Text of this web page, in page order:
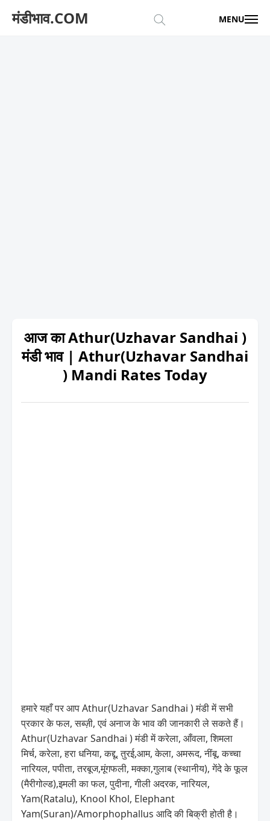
मंडीभाव.COM MENU
आज का Athur(Uzhavar Sandhai )
मंडी भाव | Athur(Uzhavar Sandhai
) Mandi Rates Today
हमारे यहाँ पर आप Athur(Uzhavar Sandhai ) मंडी में सभी
प्रकार के फल, सब्ज़ी, एवं अनाज के भाव की जानकारी ले सकते हैं।
Athur(Uzhavar Sandhai ) मंडी में करेला, आँवला, शिमला
मिर्च, करेला, हरा धनिया, कद्दू, तुरई,आम, केला, अमरूद, नींबू, कच्चा
नारियल, पपीता, तरबूज,मूंगफली, मक्का,गुलाब (स्थानीय), गेंदे के फूल
(मैरीगोल्ड),इमली का फल, पुदीना, गीली अदरक, नारियल,
Yam(Ratalu), Knool Khol, Elephant
Yam(Suran)/Amorphophallus आदि की बिक्री होती है।